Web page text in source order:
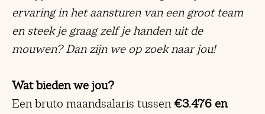
ervaring in het aansturen van een groot team
en steek je graag zelf je handen uit de
mouwen? Dan zijn we op zoek naar jou!
Wat bieden we jou?
Een bruto maandsalaris tussen€3.476 en